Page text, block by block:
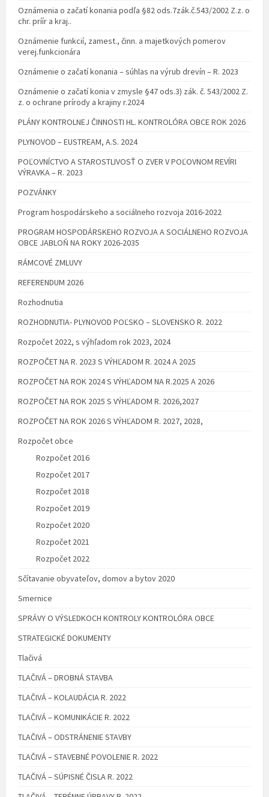
Oznámenia o začatí konania podľa §82 ods.7zák.č.543/2002 Z.z. o
chr. príír a kraj..
Oznámenie funkcií, zamest., činn. a majetkových pomerov
verej.funkcionára
Oznámenie o začatí konania – súhlas na výrub drevín – R. 2023
Oznámenie o začatí konia v zmysle §47 ods.3) zák. č. 543/2002 Z.
z. o ochrane prírody a krajiny r.2024
PLÁNY KONTROLNEJ ČINNOSTI HL. KONTROLÓRA OBCE ROK 2026
PLYNOVOD – EUSTREAM, A.S. 2024
POĽOVNÍCTVO A STAROSTLIVOSŤ O ZVER V POĽOVNOM REVÍRI
VÝRAVKA – R. 2023
POZVÁNKY
Program hospodárskeho a sociálneho rozvoja 2016-2022
PROGRAM HOSPODÁRSKEHO ROZVOJA A SOCIÁLNEHO ROZVOJA
OBCE JABLOŇ NA ROKY 2026-2035
RÁMCOVÉ ZMLUVY
REFERENDUM 2026
Rozhodnutia
ROZHODNUTIA- PLYNOVOD POĽSKO – SLOVENSKO R. 2022
Rozpočet 2022, s výhľadom rok 2023, 2024
ROZPOČET NA R. 2023 S VÝHĽADOM R. 2024 A 2025
ROZPOČET NA ROK 2024 S VÝHĽADOM NA R.2025 A 2026
ROZPOČET NA ROK 2025 S VÝHĽADOM R. 2026,2027
ROZPOČET NA ROK 2026 S VÝHĽADOM R. 2027, 2028,
Rozpočet obce
Rozpočet 2016
Rozpočet 2017
Rozpočet 2018
Rozpočet 2019
Rozpočet 2020
Rozpočet 2021
Rozpočet 2022
Sčítavanie obyvateľov, domov a bytov 2020
Smernice
SPRÁVY O VÝSLEDKOCH KONTROLY KONTROLÓRA OBCE
STRATEGICKÉ DOKUMENTY
Tlačivá
TLAČIVÁ – DROBNÁ STAVBA
TLAČIVÁ – KOLAUDÁCIA R. 2022
TLAČIVÁ – KOMUNIKÁCIE R. 2022
TLAČIVÁ – ODSTRÁNENIE STAVBY
TLAČIVÁ – STAVEBNÉ POVOLENIE R. 2022
TLAČIVÁ – SÚPISNÉ ČISLA R. 2022